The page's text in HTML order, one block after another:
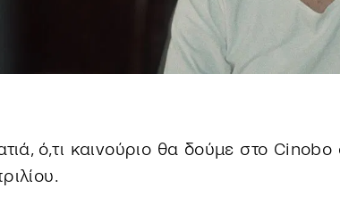
ό,τι καινούριο θα δούμε στο